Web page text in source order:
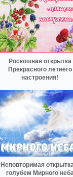
Роскошная открытка
Прекрасного летнего
настроения!
Неповторимая
голубем Мирного